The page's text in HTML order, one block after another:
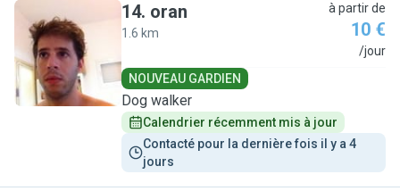
O
14. oran
1.6 km
à partir de
10 €
/jour
NOUVEAU GARDIEN
Dog walker
Calendrier récemment mis à jour
Contacté pour la dernière fois il y a 4
jours